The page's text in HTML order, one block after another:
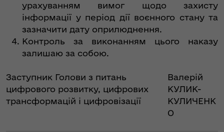
урахуванням вимог щодо захисту
інформації у період дії воєнного стану та
зазначити дату оприлюднення.
Контроль за виконанням цього наказу
залишаю за собою.
Заступник Голови з питань
цифрового розвитку, цифрових
трансформацій і цифровізації
Валерій
КУЛИК-
КУЛИЧЕНК
О